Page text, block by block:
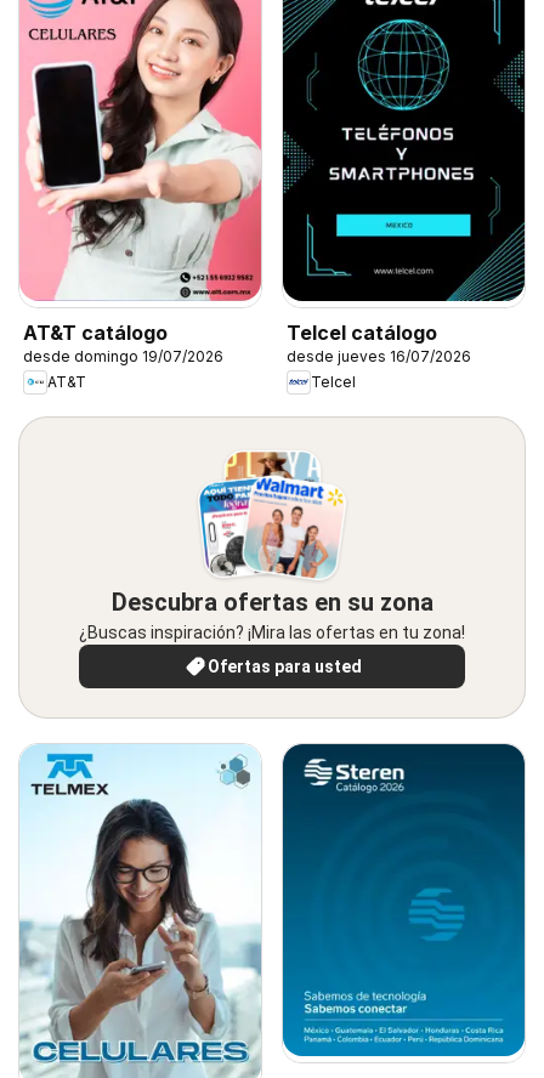
AT&T catálogo
desde domingo 19/07/2026
AT&T
Telcel catálogo
desde jueves 16/07/2026
Telcel
Descubra ofertas en su zona
¿Buscas inspiración? ¡Mira las ofertas en tu zona!
Ofertas para usted